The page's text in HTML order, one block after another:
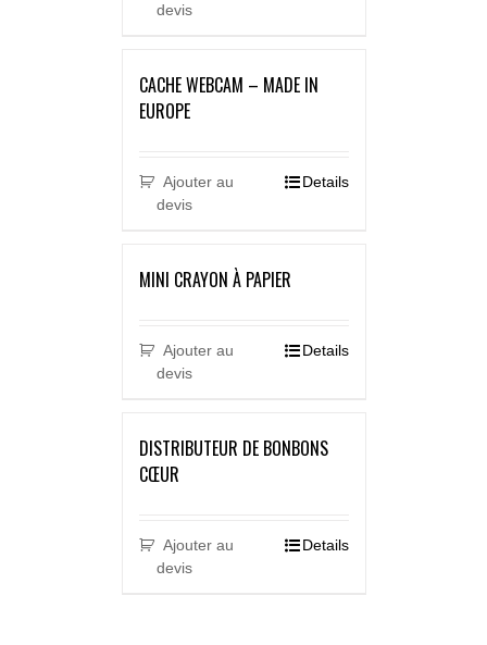
devis
CACHE WEBCAM – MADE IN
EUROPE
Ajouter au
devis
Details
MINI CRAYON À PAPIER
Ajouter au
devis
Details
DISTRIBUTEUR DE BONBONS
CŒUR
Ajouter au
devis
Details